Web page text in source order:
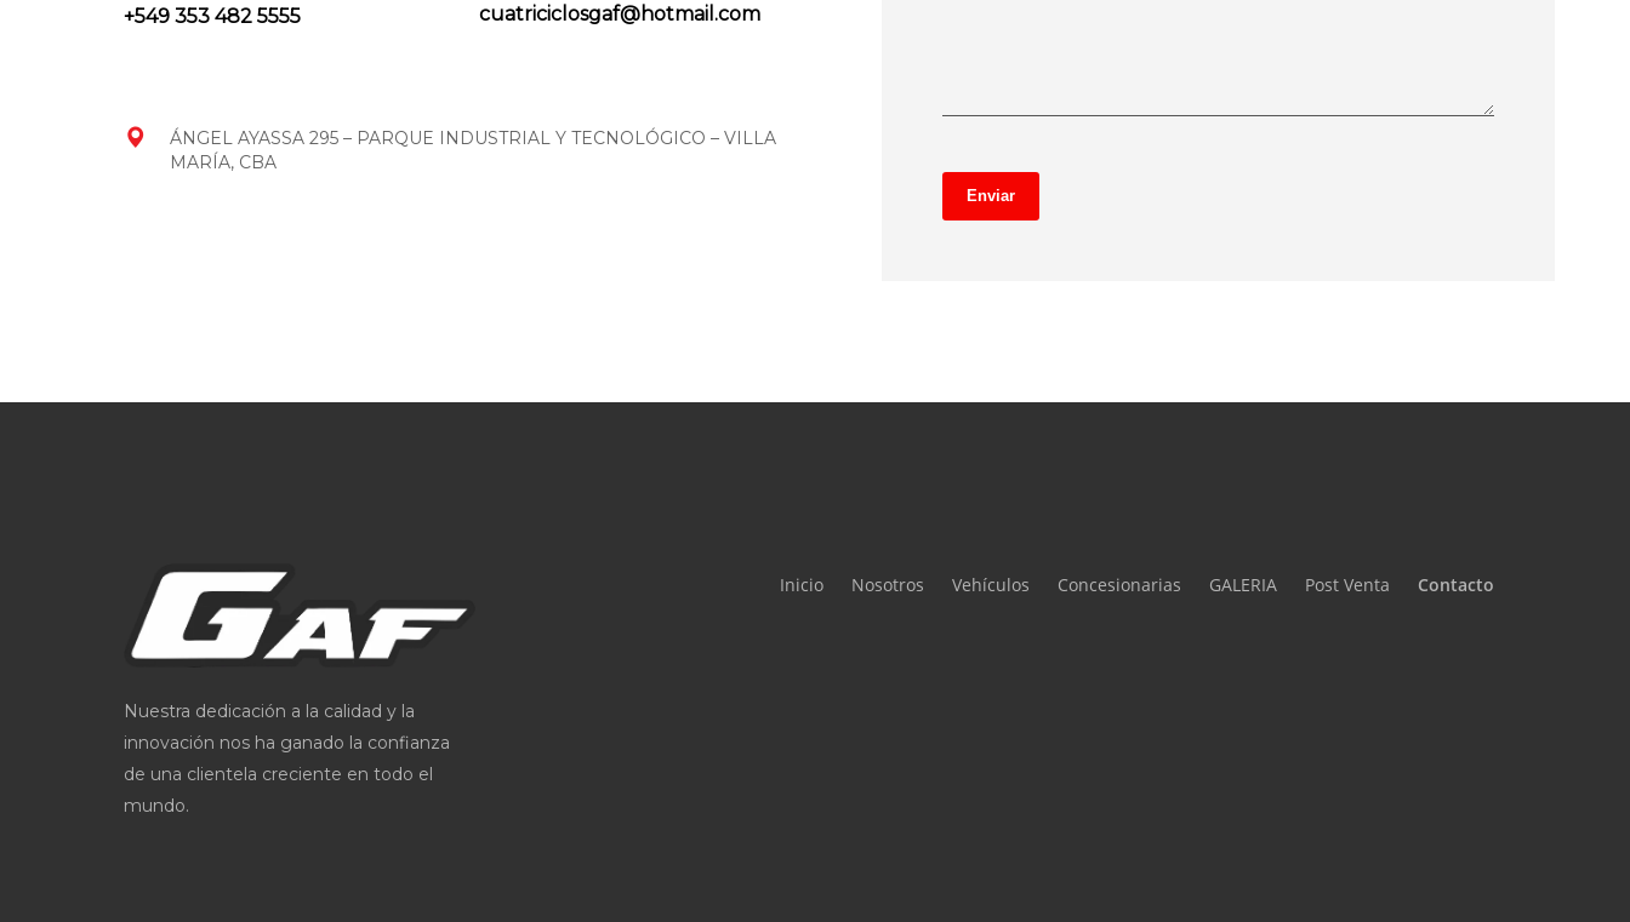
+549 353 482 5555 cuatriciclosgaf@hotmail.com
ÁNGEL AYASSA 295 – PARQUE INDUSTRIAL Y TECNOLÓGICO – VILLA
MARÍA, CBA
Enviar
Nuestra dedicación a la calidad y la
innovación nos ha ganado la confianza
de una clientela creciente en todo el
mundo.
Inicio Nosotros Vehículos Concesionarias GALERIA Post Venta Contacto